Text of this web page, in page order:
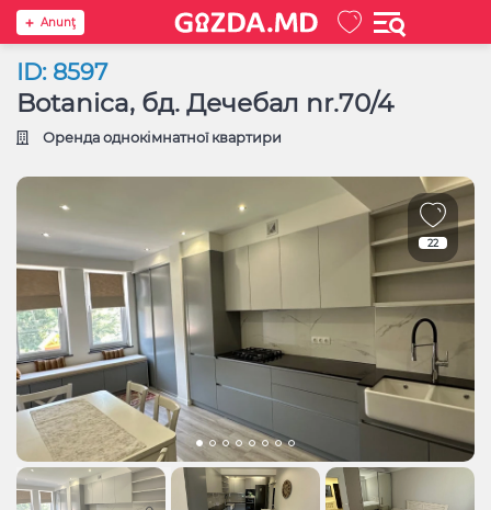
Anunţ
ID: 8597
Botanica, бд. Дечебал nr.70/4
Оренда однокімнатної квартири
22